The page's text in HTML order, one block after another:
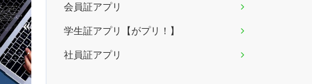
会員証アプリ
学生証アプリ【がプリ！】
社員証アプリ